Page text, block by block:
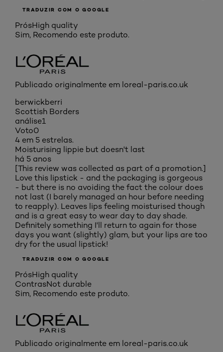
TRADUZIR COM O GOOGLE
PrósHigh quality
Sim, Recomendo este produto.
Publicado originalmente em loreal-paris.co.uk
berwickberri
Scottish Borders
análise1
Voto0
4 em 5 estrelas.
Moisturising lippie but doesn't last
há 5 anos
[This review was collected as part of a promotion.]
Love this lipstick - and the packaging is gorgeous
- but there is no avoiding the fact the colour does
not last (I barely managed an hour before needing
to reapply). Leaves lips feeling moisturised though
and is a great easy to wear day to day shade.
Definitely something I'll return to again for those
days you want (slightly) glam, but your lips are too
dry for the usual lipstick!
TRADUZIR COM O GOOGLE
PrósHigh quality
ContrasNot durable
Sim, Recomendo este produto.
Publicado originalmente em loreal-paris.co.uk